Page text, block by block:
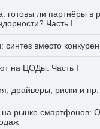
готовы ли партнёры в
Часть I
вместо
на ЦОДы. Часть I
драйверы, риски и пр.
на рынке смартфонов: